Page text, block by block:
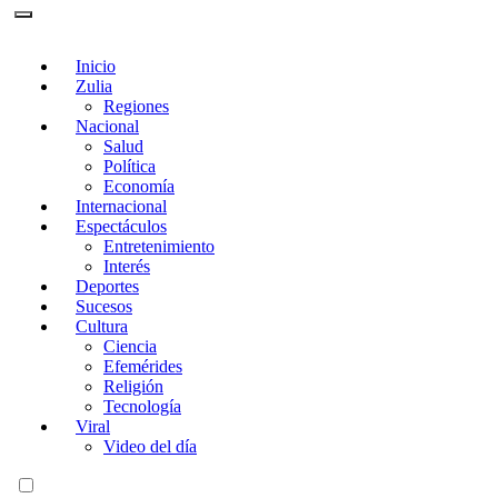
Inicio
Zulia
Regiones
Nacional
Salud
Política
Economía
Internacional
Espectáculos
Entretenimiento
Interés
Deportes
Sucesos
Cultura
Ciencia
Efemérides
Religión
Tecnología
Viral
Video del día